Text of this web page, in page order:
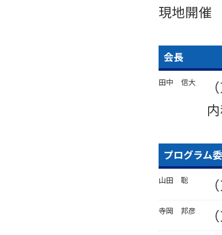
現地開催
会長
田中 信大
プログラム
山田 聡
寺岡 邦彦